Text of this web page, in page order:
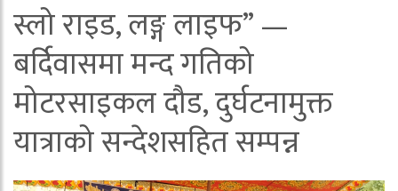
स्लो राइड, लङ्ग लाइफ” —
बर्दिवासमा मन्द गतिको
मोटरसाइकल दौड, दुर्घटनामुक्त
यात्राको सन्देशसहित सम्पन्न